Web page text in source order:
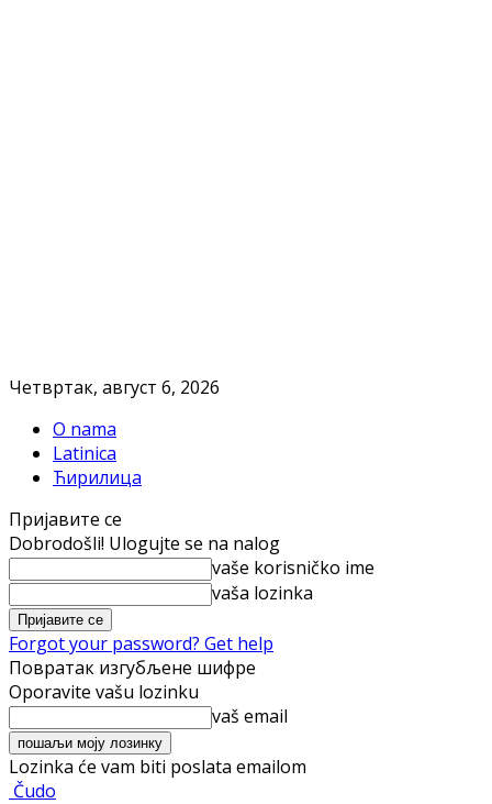
Четвртак, август 6, 2026
O nama
Latinica
Ћирилица
Пријавите се
Dobrodošli! Ulogujte se na nalog
vaše korisničko ime
vaša lozinka
Forgot your password? Get help
Повратак изгубљене шифре
Oporavite vašu lozinku
vaš email
Lozinka će vam biti poslata emailom
Čudo